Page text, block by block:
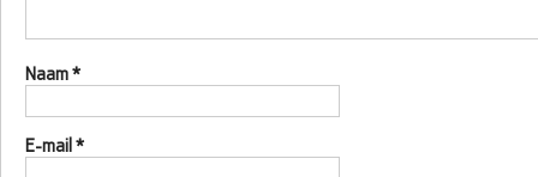
Naam*
E-mail *